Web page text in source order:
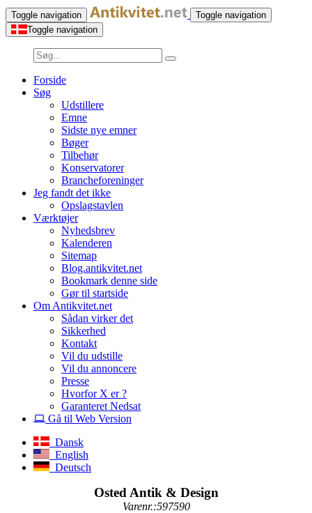
Toggle navigation
Toggle navigation
Toggle navigation
Forside
Søg
Udstillere
Emne
Sidste nye emner
Bøger
Tilbehør
Konservatorer
Brancheforeninger
Jeg fandt det ikke
Opslagstavlen
Værktøjer
Nyhedsbrev
Kalenderen
Sitemap
Blog.antikvitet.net
Bookmark denne side
Gør til startside
Om Antikvitet.net
Sådan virker det
Sikkerhed
Kontakt
Vil du udstille
Vil du annoncere
Presse
Hvorfor X er ?
Garanteret Nedsat
Gå til Web Version
Dansk
English
Deutsch
Osted Antik & Design
Varenr.:597590